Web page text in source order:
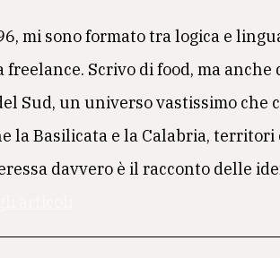
mi sono formato tra logica e
Scrivo di food, ma
Sud, un universo vastissimo che
la Basilicata e la Calabria,
davvero è il racconto delle